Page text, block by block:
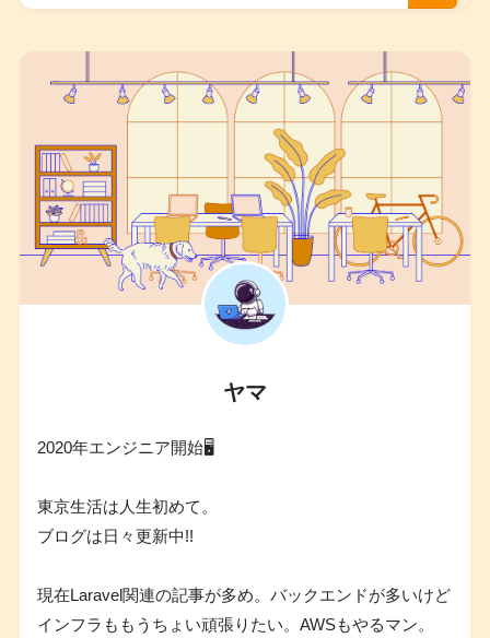
ヤマ
2020年エンジニア開始🖥
東京生活は人生初めて。
ブログは日々更新中!!
現在Laravel関連の記事が多め。バックエンドが多いけど
インフラももうちょい頑張りたい。AWSもやるマン。